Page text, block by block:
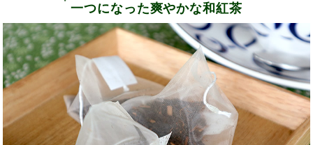
一つになった爽やかな和紅茶